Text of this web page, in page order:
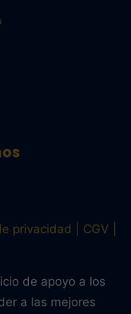
privacidad
CGV
de apoyo a los
a las mejores